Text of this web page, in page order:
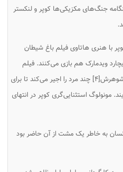
جنگ‌های مکزیکی‌ها کوپر و لنکستر
با هنری هاتاوی فیلم باغ شیطان
ویدمارک هم بازی می‌کنند. فیلم
داستان زنی است که برای نجات شوهرش[۴] چند مرد را اجیر می‌کند تا برای
مونولوگ استثنایی‌گری کوپر در انتهای
به خاطر یک مشت از آن حاضر بود